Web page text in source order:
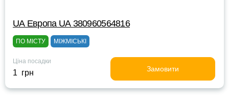
UА Европа UА 380960564816
ПО МІСТУ МІЖМІСЬКІ
Ціна посадки
1 грн Замовити